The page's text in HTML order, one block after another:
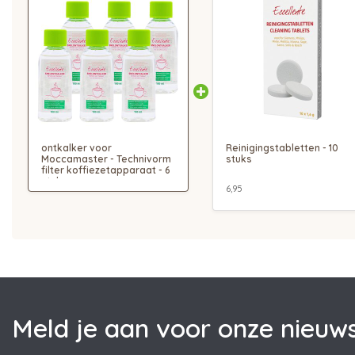
ontkalker voor
Moccamaster - Technivorm
filter koffiezetapparaat - 6
stuks
Reinigingstabletten - 10
stuks
6,95
Meld je aan voor onze